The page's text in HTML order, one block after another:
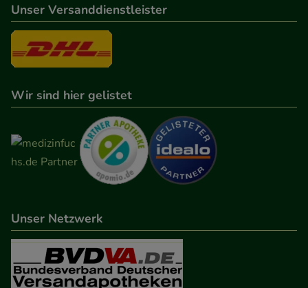
Statistik & Tracking:Hierüber lassen sich
Informationen über die Art und Weise der Nutzung
unserer Website sammeln, mit deren Hilfe wir
den Inhalt auf unserer Website aber auch die
Werbung auf Drittseiten möglichst relevant für Sie
zu gestalten. Bitte beachten Sie, dass Daten hierfür
teilweise an Dritte wie z.B. Google oder soziale
Medien übertragen werden.
Unser Versanddienstleister
Wir sind hier gelistet
Unser Netzwerk